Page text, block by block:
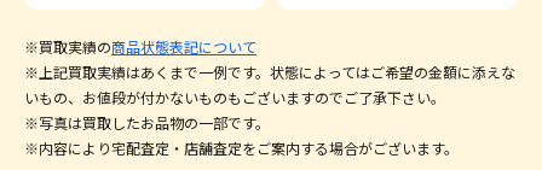
※買取実績の商品状態表記について
※上記買取実績はあくまで一例です。状態によってはご希望の金額に添えな
いもの、お値段が付かないものもございますのでご了承下さい。
※写真は買取したお品物の一部です。
※内容により宅配査定・店舗査定をご案内する場合がございます。